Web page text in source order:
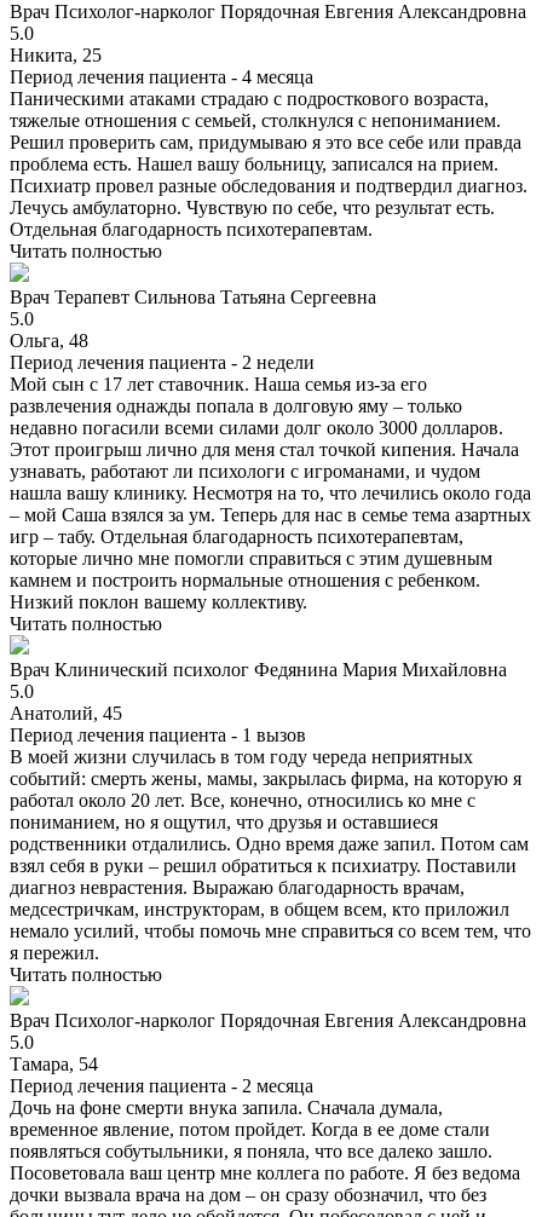
Врач Психолог-нарколог Порядочная Евгения Александровна
5.0
Никита, 25
Период лечения пациента - 4 месяца
Паническими атаками страдаю с подросткового возраста,
тяжелые отношения с семьей, столкнулся с непониманием.
Решил проверить сам, придумываю я это все себе или правда
проблема есть. Нашел вашу больницу, записался на прием.
Психиатр провел разные обследования и подтвердил диагноз.
Лечусь амбулаторно. Чувствую по себе, что результат есть.
Отдельная благодарность психотерапевтам.
Читать полностью
Врач Терапевт Сильнова Татьяна Сергеевна
5.0
Ольга, 48
Период лечения пациента - 2 недели
Мой сын с 17 лет ставочник. Наша семья из-за его
развлечения однажды попала в долговую яму – только
недавно погасили всеми силами долг около 3000 долларов.
Этот проигрыш лично для меня стал точкой кипения. Начала
узнавать, работают ли психологи с игроманами, и чудом
нашла вашу клинику. Несмотря на то, что лечились около года
– мой Саша взялся за ум. Теперь для нас в семье тема азартных
игр – табу. Отдельная благодарность психотерапевтам,
которые лично мне помогли справиться с этим душевным
камнем и построить нормальные отношения с ребенком.
Низкий поклон вашему коллективу.
Читать полностью
Врач Клинический психолог Федянина Мария Михайловна
5.0
Анатолий, 45
Период лечения пациента - 1 вызов
В моей жизни случилась в том году череда неприятных
событий: смерть жены, мамы, закрылась фирма, на которую я
работал около 20 лет. Все, конечно, относились ко мне с
пониманием, но я ощутил, что друзья и оставшиеся
родственники отдалились. Одно время даже запил. Потом сам
взял себя в руки – решил обратиться к психиатру. Поставили
диагноз неврастения. Выражаю благодарность врачам,
медсестричкам, инструкторам, в общем всем, кто приложил
немало усилий, чтобы помочь мне справиться со всем тем, что
я пережил.
Читать полностью
Врач Психолог-нарколог Порядочная Евгения Александровна
5.0
Тамара, 54
Период лечения пациента - 2 месяца
Дочь на фоне смерти внука запила. Сначала думала,
временное явление, потом пройдет. Когда в ее доме стали
появляться собутыльники, я поняла, что все далеко зашло.
Посоветовала ваш центр мне коллега по работе. Я без ведома
дочки вызвала врача на дом – он сразу обозначил, что без